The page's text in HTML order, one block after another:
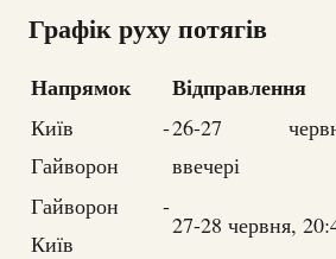
Графік руху потягів
Напрямок Відправлення
Київ -
Гайворон
26-27
ввечері
Гайворон -
Київ
27-28 червня,